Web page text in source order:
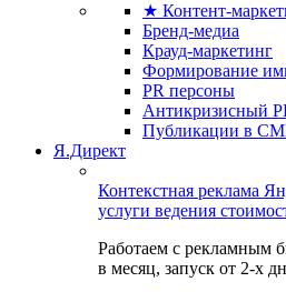
★ Контент-
Бренд-медиа
Крауд-маркетинг
Формирование
PR персоны
Антикризисный
Публикации в
Я.Директ
Контекстная реклама
услуги ведения
Работаем с рекламным
в месяц, запуск от 2-х